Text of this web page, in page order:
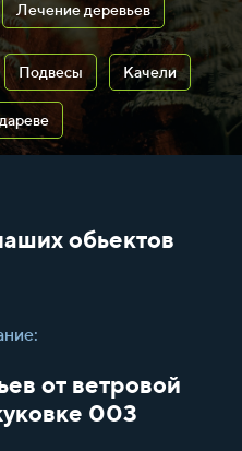
Лечение деревьев
Подвесы Качели
обьектов
от ветровой
003